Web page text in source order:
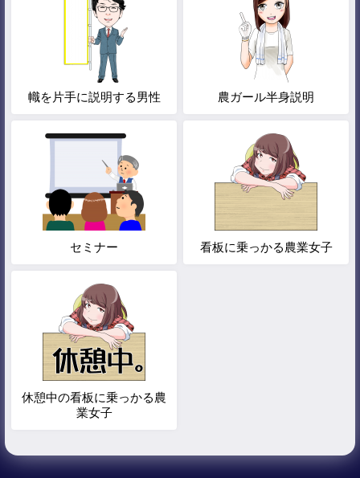
幟を片手に説明する男性 農ガール半身説明
セミナー 看板に乗っかる農業女子
休憩中の看板に乗っかる農
業女子